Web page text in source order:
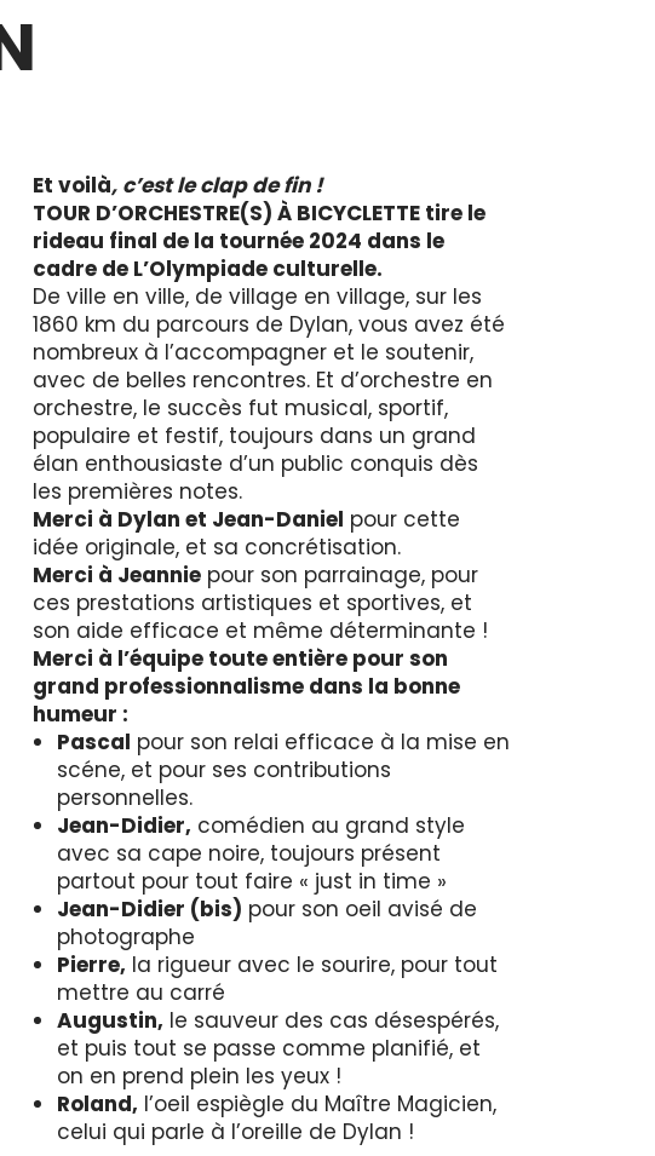
Et voilà, c’est le clap de fin !
TOUR D’ORCHESTRE(S) À BICYCLETTE tire le
rideau final de la tournée 2024 dans le
cadre de L’Olympiade culturelle.
De ville en ville, de village en village, sur les
1860 km du parcours de Dylan, vous avez été
nombreux à l’accompagner et le soutenir,
avec de belles rencontres. Et d’orchestre en
orchestre, le succès fut musical, sportif,
populaire et festif, toujours dans un grand
élan enthousiaste d’un public conquis dès
les premières notes.
Merci à Dylan et Jean-Daniel pour cette
idée originale, et sa concrétisation.
Merci à Jeanniepour son parrainage, pour
ces prestations artistiques et sportives, et
son aide efficace et même déterminante !
Merci à l’équipe toute entière pour son
grand professionnalisme dans la bonne
humeur :
Pascal pour son relai efficace à la mise en
scéne, et pour ses contributions
personnelles.
Jean-Didier, comédien au grand style
avec sa cape noire, toujours présent
partout pour tout faire « just in time »
Jean-Didier (bis) pour son oeil avisé de
photographe
Pierre, la rigueur avec le sourire, pour tout
mettre au carré
Augustin, le sauveur des cas désespérés,
et puis tout se passe comme planifié, et
on en prend plein les yeux !
Roland, l’oeil espiègle du Maître Magicien,
celui qui parle à l’oreille de Dylan !